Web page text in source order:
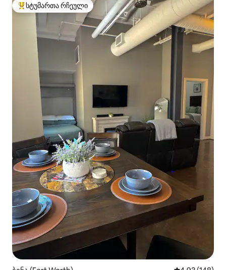
სტუმართა რჩეული მოწინავე ვარიანტი
სტუმართა რჩეული